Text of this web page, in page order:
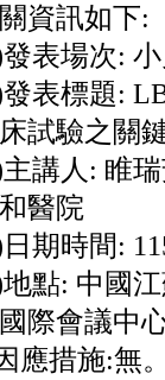
資訊如下:
表場次: 小
表標題:
試驗之關
主講人: 睢
醫院
期時間:
點: 中國
際會議中
應措施:無